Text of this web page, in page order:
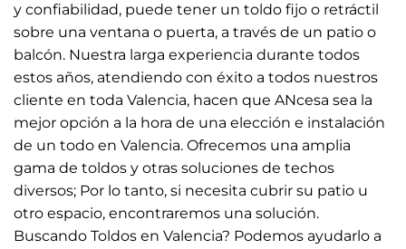
y confiabilidad, puede tener un toldo fijo o retráctil
sobre una ventana o puerta, a través de un patio o
balcón. Nuestra larga experiencia durante todos
estos años, atendiendo con éxito a todos nuestros
cliente en toda Valencia, hacen que ANcesa sea la
mejor opción a la hora de una elección e instalación
de un todo en Valencia. Ofrecemos una amplia
gama de toldos y otras soluciones de techos
diversos; Por lo tanto, si necesita cubrir su patio u
otro espacio, encontraremos una solución.
Buscando Toldos en Valencia? Podemos ayudarlo a